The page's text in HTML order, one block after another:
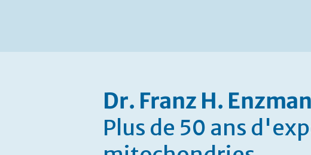
Dr. Franz H.
Plus de 50 ans